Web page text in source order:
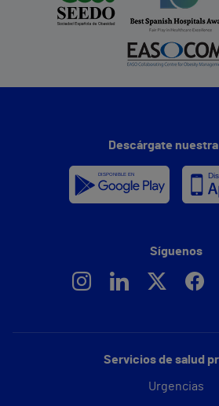
Servicios de salud
Urgencias
Descárgate
Síguenos